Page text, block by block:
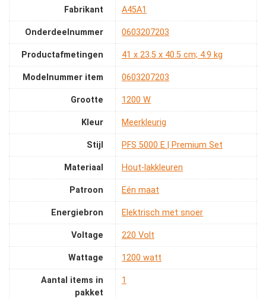
Fabrikant ‎A45A1
Onderdeelnummer ‎0603207203
Productafmetingen ‎41 x 23.5 x 40.5 cm; 4.9 kg
Modelnummer item ‎0603207203
Grootte ‎1200 W
Kleur ‎Meerkleurig
Stijl ‎PFS 5000 E | Premium Set
Materiaal ‎Hout-lakkleuren
Patroon ‎Eén maat
Energiebron ‎Elektrisch met snoer
Voltage ‎220 Volt
Wattage ‎1200 watt
Aantal items in
pakket
‎1